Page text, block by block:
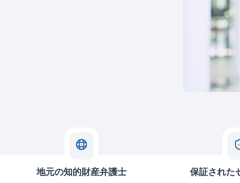
地元の知的財産弁護士 保証された